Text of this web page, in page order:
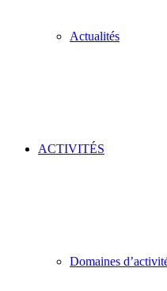
Actualités
ACTIVITÉS
Domaines